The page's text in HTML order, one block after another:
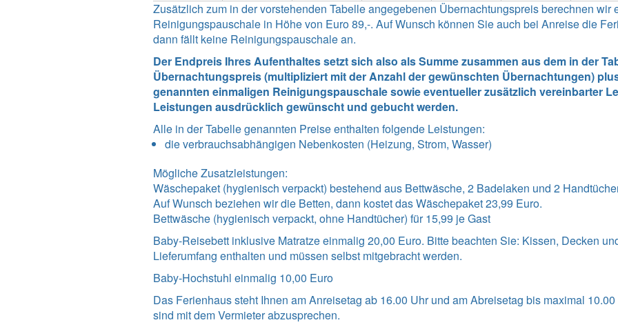
Zusätzlich zum in der vorstehenden Tabelle angegebenen Übernachtungspreis berechnen wir
Reinigungspauschale in Höhe von Euro 89,-. Auf Wunsch können Sie auch bei Anreise die
dann fällt keine Reinigungspauschale an.
Der Endpreis Ihres Aufenthaltes setzt sich also als Summe zusammen aus dem in der
Übernachtungspreis (multipliziert mit der Anzahl der gewünschten Übernachtungen)
genannten einmaligen Reinigungspauschale sowie eventueller zusätzlich vereinbarter
Leistungen ausdrücklich gewünscht und gebucht werden.
Alle in der Tabelle genannten Preise enthalten folgende Leistungen:
die verbrauchsabhängigen Nebenkosten (Heizung, Strom, Wasser)
Mögliche Zusatzleistungen:
Wäschepaket (hygienisch verpackt) bestehend aus Bettwäsche, 2 Badelaken und 2
Auf Wunsch beziehen wir die Betten, dann kostet das Wäschepaket 23,99 Euro.
Bettwäsche (hygienisch verpackt, ohne Handtücher) für 15,99 je Gast
Baby-Reisebett inklusive Matratze einmalig 20,00 Euro. Bitte beachten Sie: Kissen, Decken
Lieferumfang enthalten und müssen selbst mitgebracht werden.
Baby-Hochstuhl einmalig 10,00 Euro
Das Ferienhaus steht Ihnen am Anreisetag ab 16.00 Uhr und am Abreisetag bis maximal
sind mit dem Vermieter abzusprechen.